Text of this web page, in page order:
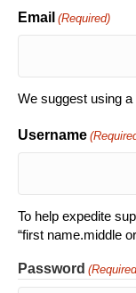
Email (Required)
We suggest using
Username
To help expedite
“first name.middle
Password